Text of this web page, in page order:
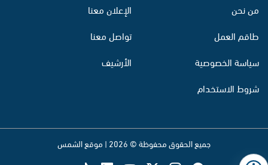
من نحن
طاقم العمل
سياسة الخصوصية
شروط الاستخدام
الإعلان معنا
تواصل معنا
الأرشيف
جميع الحقوق محفوظة © 2026 | موقع الشمس